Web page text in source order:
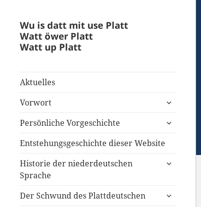
Wu is datt mit use Platt
Watt öwer Platt
Watt up Platt
Aktuelles
Vorwort
untermenü
Persönliche Vorgeschichte
untermenü
Entstehungsgeschichte dieser Website
Historie der niederdeutschen
Sprache
untermenü
Der Schwund des Plattdeutschen
untermenü